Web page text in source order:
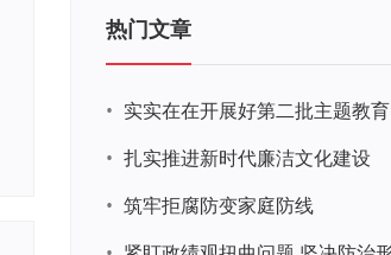
热门文章
• 实实在在开展好第二批主题教育
• 扎实推进新时代廉洁文化建设
• 筑牢拒腐防变家庭防线